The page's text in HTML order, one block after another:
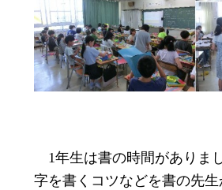
1年生は書の時間がありま
字を書くコツなどを書の先